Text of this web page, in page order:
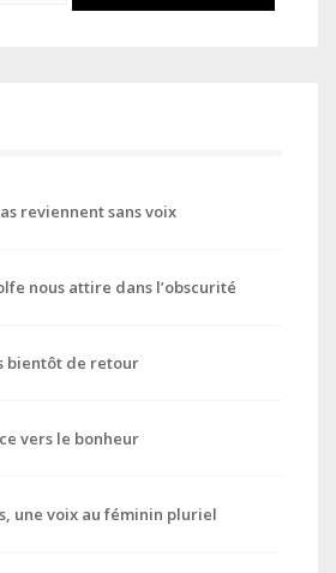
reviennent sans voix
nous attire dans l’obscurité
bientôt de retour
vers le bonheur
une voix au féminin pluriel